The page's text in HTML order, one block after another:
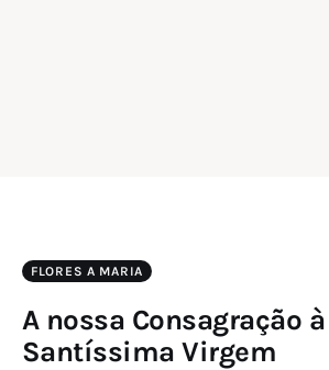
FLORES A MARIA
A nossa Consagração à
Santíssima Virgem